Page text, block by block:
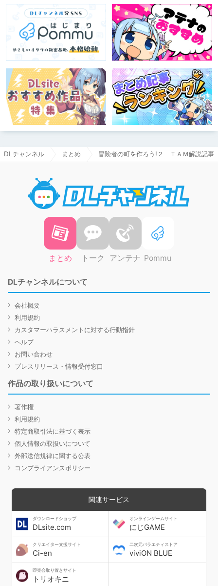
DLチャンネル まとめ 冒険者の町を作ろう!２ ＴＡＭ解説記事
まとめ トーク アンテナ Pommu
DLチャンネルについて
会社概要
利用規約
カスタマーハラスメントに対する行動指針
ヘルプ
お問い合わせ
プレスリリース・情報受付窓口
作品の取り扱いについて
著作権
利用規約
特定商取引法に基づく表示
個人情報の取扱いについて
外部送信規律に関する公表
コンプライアンスポリシー
関連サービス
ダウンロードショップ
DLsite.com
オンラインゲームサイト
にじGAME
クリエイター支援サイト
Ci-en
二次元バラエティストア
viviON BLUE
即売会取り置きサイト
トリオキニ